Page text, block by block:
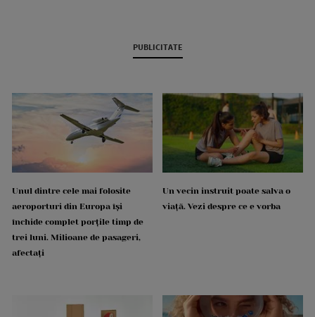
PUBLICITATE
Unul dintre cele mai folosite
aeroporturi din Europa își
închide complet porțile timp de
trei luni. Milioane de pasageri,
afectați
Un vecin instruit poate salva o
viață. Vezi despre ce e vorba